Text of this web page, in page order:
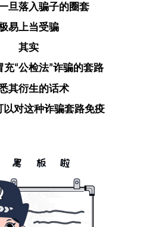
旦落入骗子的圈套
易上当受骗
其实
充“公检法”诈骗的套路
其衍生的话术
以对这种诈骗套路免疫